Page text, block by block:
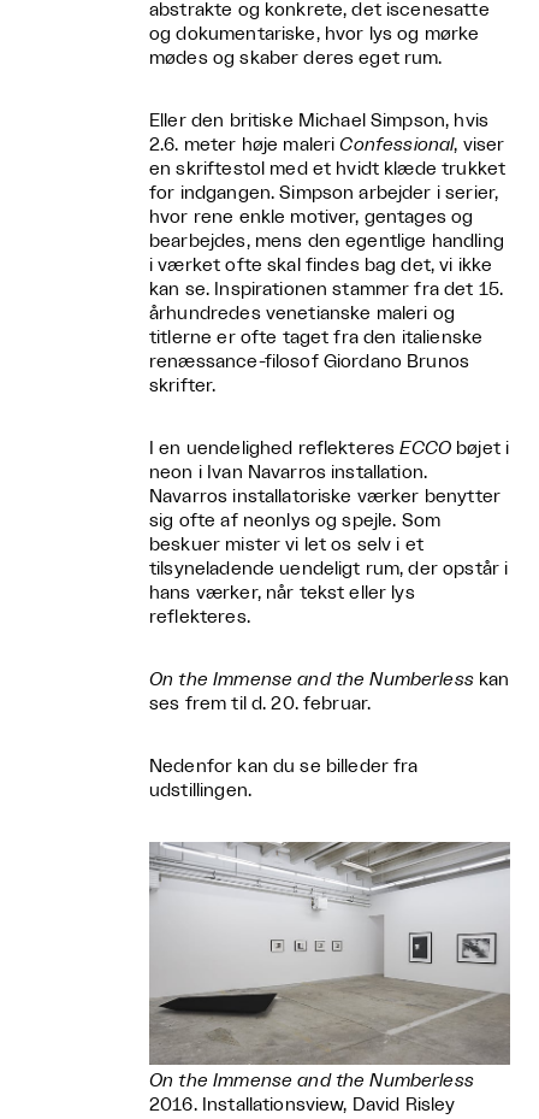
abstrakte og konkrete, det iscenesatte
og dokumentariske, hvor lys og mørke
mødes og skaber deres eget rum.
Eller den britiske Michael Simpson, hvis
2.6. meter høje maleriConfessional, viser
en skriftestol med et hvidt klæde trukket
for indgangen. Simpson arbejder i serier,
hvor rene enkle motiver, gentages og
bearbejdes, mens den egentlige handling
i værket ofte skal findes bag det, vi ikke
kan se. Inspirationen stammer fra det 15.
århundredes venetianske maleri og
titlerne er ofte taget fra den italienske
renæssance-filosof Giordano Brunos
skrifter.
I en uendelighed reflekteresECCObøjet i
neon i Ivan Navarros installation.
Navarros installatoriske værker benytter
sig ofte af neonlys og spejle. Som
beskuer mister vi let os selv i et
tilsyneladende uendeligt rum, der opstår i
hans værker, når tekst eller lys
reflekteres.
On the Immense and the Numberlesskan
ses frem til d. 20. februar.
Nedenfor kan du se billeder fra
udstillingen.
On the Immense and the Numberless
2016. Installationsview, David Risley